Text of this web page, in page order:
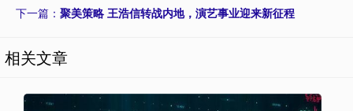
下一篇： 聚美策略 王浩信转战内地，演艺事业迎来新征程
相关文章